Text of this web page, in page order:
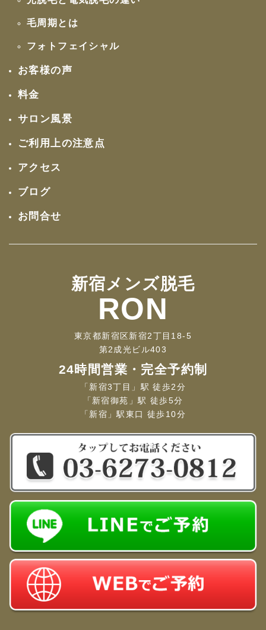
毛周期とは
フォトフェイシャル
お客様の声
料金
サロン風景
ご利用上の注意点
アクセス
ブログ
お問合せ
新宿メンズ脱毛
RON
東京都新宿区新宿2丁目18-5
第2成光ビル403
24時間営業・完全予約制
「新宿3丁目」駅 徒歩2分
「新宿御苑」駅 徒歩5分
「新宿」駅東口 徒歩10分